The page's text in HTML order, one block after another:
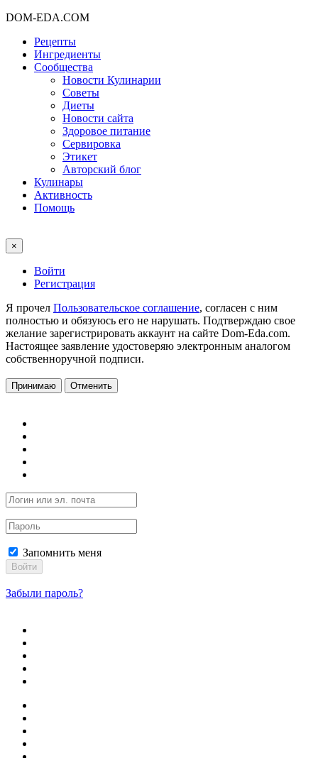
DOM-EDA.COM
Рецепты
Ингредиенты
Сообщества
Новости Кулинарии
Советы
Диеты
Новости сайта
Здоровое питание
Сервировка
Этикет
Авторский блог
Кулинары
Активность
Помощь
×
Войти
Регистрация
Я прочел Пользовательское соглашение, согласен с ним
полностью и обязуюсь его не нарушать. Подтверждаю свое
желание зарегистрировать аккаунт на сайте Dom-Eda.com.
Настоящее заявление удостоверяю электронным аналогом
собственноручной подписи.
Принимаю Отменить
Запомнить меня
Войти
Забыли пароль?